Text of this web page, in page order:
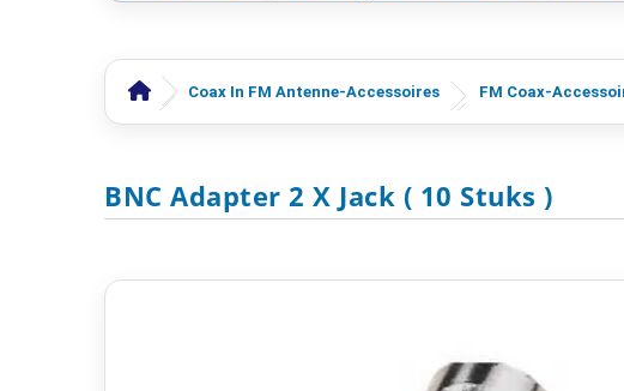
Coax In FM Antenne-Accessoires FM Coax-
BNC Adapter 2 X Jack ( 10 Stuks )